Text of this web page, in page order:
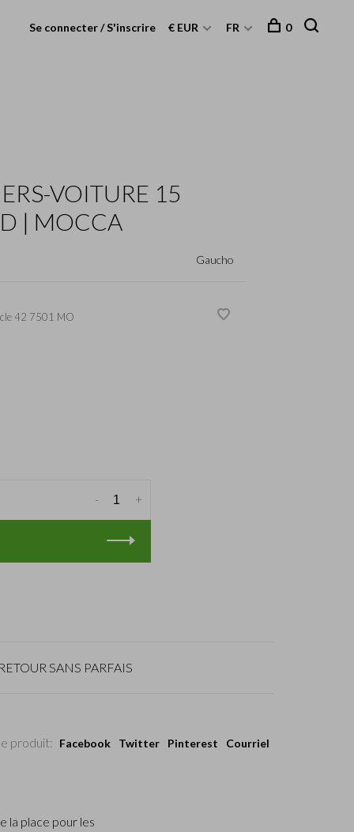
Se connecter / S'inscrire € EUR FR 0
VOITURE 15
| MOCCA
Gaucho
42 7501 MO
+
-
RETOUR SANS PARFAIS
produit: Facebook Twitter Pinterest Courriel
la place pour les